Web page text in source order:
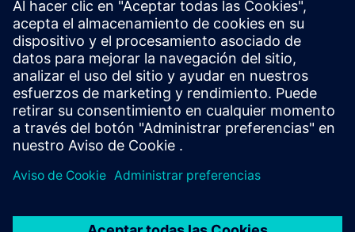
SITRAIN access ist mehr als nur eine Videoplattform. Die
Lernplattform vermittelt Wissen durch modulare Wissens-
Nuggets wie Tutorials, Screencasts, Präsentationen, Übungen
und Tests.